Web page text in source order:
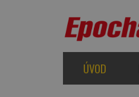
ÚVOD